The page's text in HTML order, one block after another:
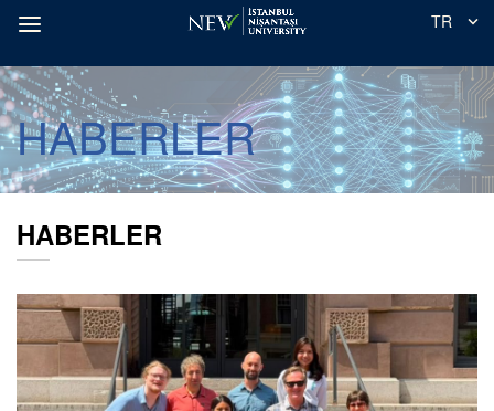
TR
HABERLER
HABERLER